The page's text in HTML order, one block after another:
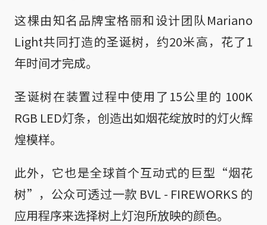
这棵由知名品牌宝格丽和设计团队Mariano
Light共同打造的圣诞树，约20米高，花了1
年时间才完成。
圣诞树在装置过程中使用了15公里的 100K
RGB LED灯条，创造出如烟花绽放时的灯火辉
煌模样。
此外，它也是全球首个互动式的巨型“烟花
树”，公众可透过一款 BVL - FIREWORKS 的
应用程序来选择树上灯泡所放映的颜色。